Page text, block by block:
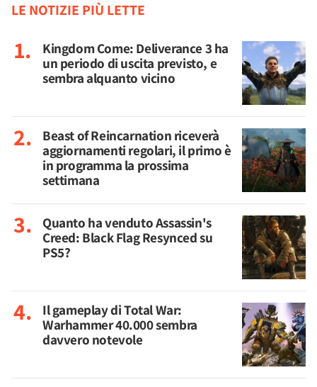
LE NOTIZIE PIÙ LETTE
Kingdom Come: Deliverance 3 ha
un periodo di uscita previsto, e
sembra alquanto vicino
Beast of Reincarnation riceverà
aggiornamenti regolari, il primo è
in programma la prossima
settimana
Quanto ha venduto Assassin's
Creed: Black Flag Resynced su
PS5?
Il gameplay di Total War:
Warhammer 40.000 sembra
davvero notevole